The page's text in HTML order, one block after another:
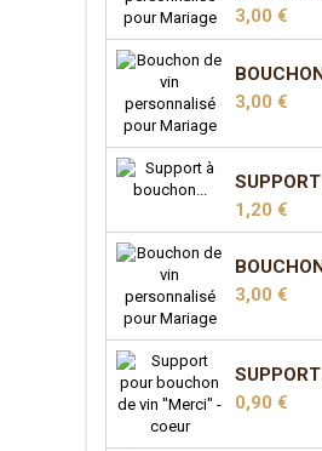
Prix
3,00 €
Prix
3,00 €
Prix
1,20 €
Prix
3,00 €
Prix
0,90 €